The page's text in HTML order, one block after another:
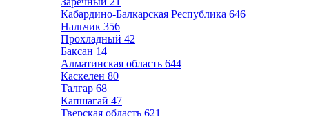
Кабардино-Балкарская Республика 646
Нальчик 356
Прохладный 42
Баксан 14
Алматинская область 644
Каскелен 80
Талгар 68
Капшагай 47
Тверская область 621